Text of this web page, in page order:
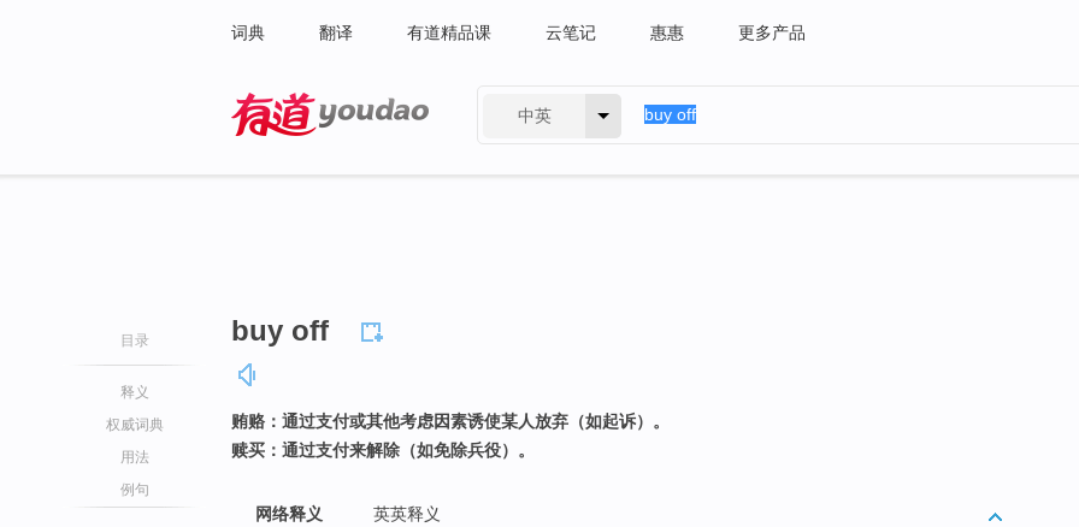
词典 翻译 有道精品课 云笔记 惠惠 更多产品
中英
目录
释义
权威词典
用法
例句
buy off
贿赂：通过支付或其他考虑因素诱使某人放弃（如起诉）。
赎买：通过支付来解除（如免除兵役）。
网络释义 英英释义